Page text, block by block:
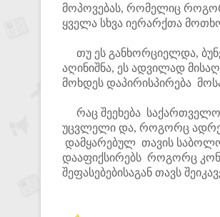
მოპოვებას, რომელიც
ყველა სხვა იერარქთა
თუ ეს განხორციელდა,
აღინიშნა, ეს ადვილად
მოხდეს დაპირისპირება
რაც შეეხება
უცვლელი და, როგორც ადრეც
დამყარებულ თავის
დააფიქსირებს როგორც
შეფასებებისაგან თავს